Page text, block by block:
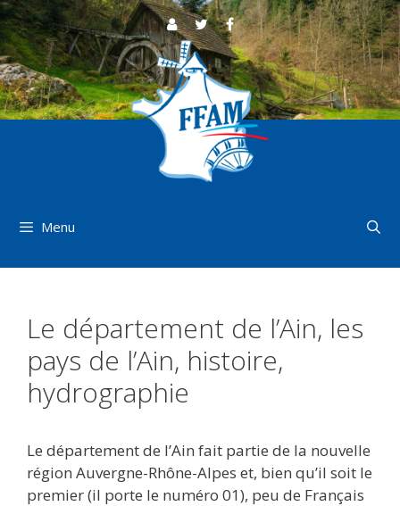
Aller
au
contenu
Menu
Le département de l’Ain, les
pays de l’Ain, histoire,
hydrographie
Le département de l’Ain fait partie de la nouvelle
région Auvergne-Rhône-Alpes et, bien qu’il soit le
premier (il porte le numéro 01), peu de Français